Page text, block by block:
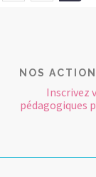
NOS
Inscrivez
pédagogiques